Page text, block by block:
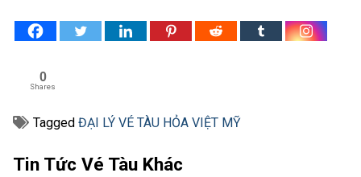
0
Shares
Tagged ĐẠI LÝ VÉ TÀU HỎA VIỆT MỸ
Tin Tức Vé Tàu Khác